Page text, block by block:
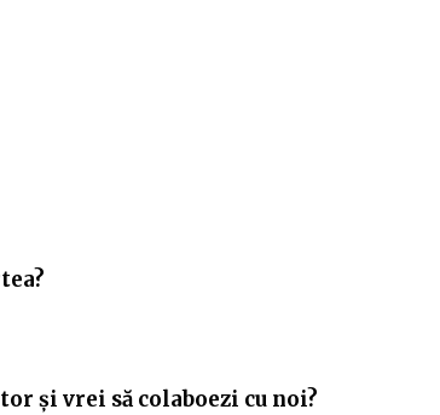
și vrei să colaboezi cu noi?